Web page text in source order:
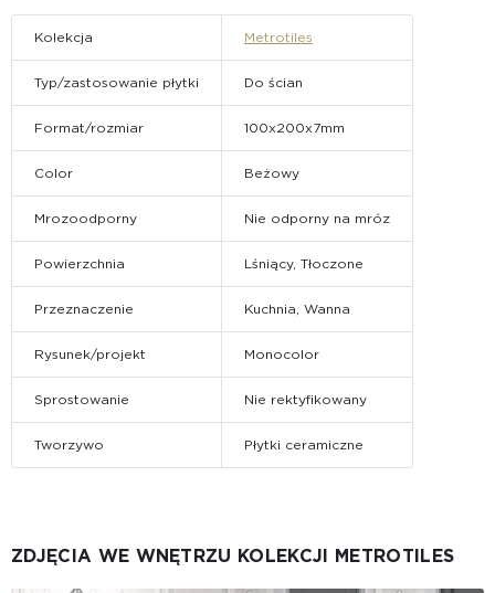
Kolekcja Metrotiles
Typ/zastosowanie płytki Do ścian
Format/rozmiar 100x200x7mm
Color Beżowy
Mrozoodporny Nie odporny na mróz
Powierzchnia Lśniący, Tłoczone
Przeznaczenie Kuchnia, Wanna
Rysunek/projekt Monocolor
Sprostowanie Nie rektyfikowany
Tworzywo Płytki ceramiczne
ZDJĘCIA WE WNĘTRZU KOLEKCJI METROTILES